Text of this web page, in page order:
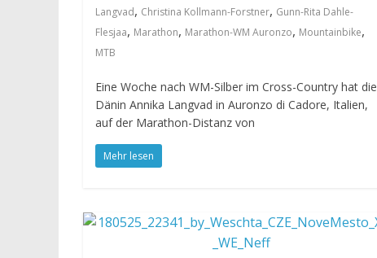
Langvad, Christina Kollmann-Forstner, Gunn-Rita Dahle-
Flesjaa, Marathon, Marathon-WM Auronzo, Mountainbike,
MTB
Eine Woche nach WM-Silber im Cross-Country hat die
Dänin Annika Langvad in Auronzo di Cadore, Italien,
auf der Marathon-Distanz von
Mehr lesen